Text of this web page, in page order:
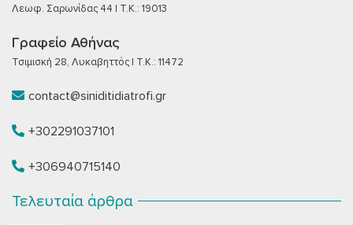
Λεωφ. Σαρωνίδας 44 | T.K.: 19013
Γραφείο Αθήνας
Τσιμισκή 28, Λυκαβηττός | T.K.: 11472
contact@siniditidiatrofi.gr
+302291037101
+306940715140
Τελευταία άρθρα